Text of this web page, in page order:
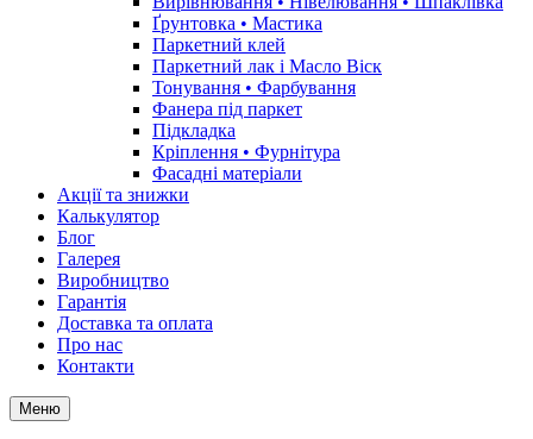
Ґрунтовкa • Мастика
Паркетний клей
Паркетний лак і Масло Віск
Тонування • Фарбування
Фанера під паркет
Підкладка
Кріплення • Фурнітура
Фасадні матеріали
Акції та знижки
Калькулятор
Блог
Галерея
Виробництво
Гарантія
Доставка та оплата
Про нас
Контакти
Меню